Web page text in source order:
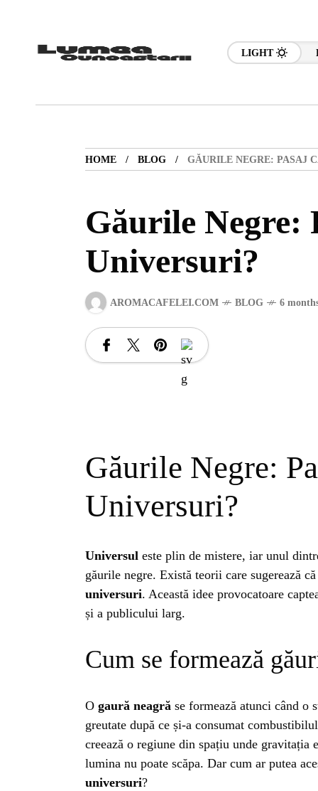
LIGHT
HOME BLOG GĂURILE NEGRE: PASAJ
Găurile Negre:
Universuri?
AROMACAFELEI.COM BLOG 6
Găurile Negre:
Universuri?
Universul este plin de mistere, iar unul
găurile negre. Există teorii care sugerează
universuri. Această idee provocatoare
și a publicului larg.
Cum se formează
O gaură neagră se formează atunci când o
greutate după ce și-a consumat
creează o regiune din spațiu unde gravitația
lumina nu poate scăpa. Dar cum ar putea
universuri?